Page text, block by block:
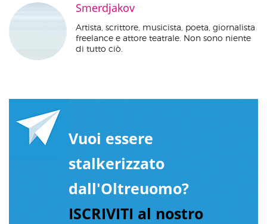
Smerdjakov
Artista, scrittore, musicista, poeta, giornalista
freelance e attore teatrale. Non sono niente
di tutto ciò.
Vuoi essere
stalkerizzato
dall'Oltreuomo?
ISCRIVITI al nostro